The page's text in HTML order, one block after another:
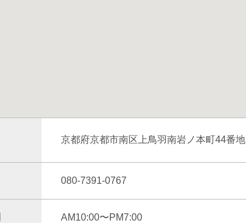
京都府京都市南区上鳥羽南岩ノ本町44番地
080-7391-0767
AM10:00〜PM7:00